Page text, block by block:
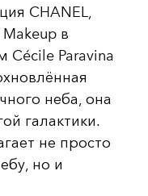
CHANEL,
в
Cécile Paravina
неба, она
галактики.
не просто
но и